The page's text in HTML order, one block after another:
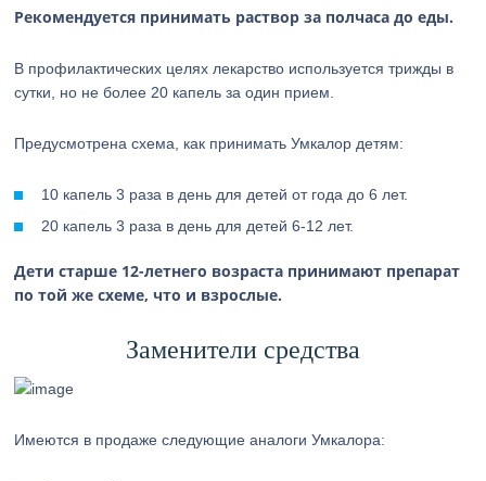
Рекомендуется принимать раствор за полчаса до еды.
В профилактических целях лекарство используется трижды в
сутки, но не более 20 капель за один прием.
Предусмотрена схема, как принимать Умкалор детям:
10 капель 3 раза в день для детей от года до 6 лет.
20 капель 3 раза в день для детей 6-12 лет.
Дети старше 12-летнего возраста принимают препарат
по той же схеме, что и взрослые.
Заменители средства
Имеются в продаже следующие аналоги Умкалора: